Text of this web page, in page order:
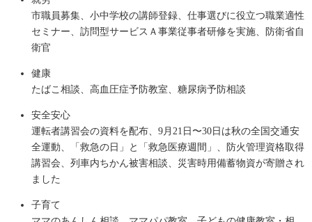
市職員募集、小中学校の講師登録、仕事選びに役立つ職業適性
セミナー、訪問型サービスＡ事業従事者研修を実施、防衛省自
衛官
健康
たばこ相談、高血圧症予防教室、糖尿病予防相談
安全安心
運転者講習会の資料を配布、9月21日〜30日は秋の全国交通安
全運動、「救急の日」と「救急医療週間」、防火管理資格取得
講習会、列車内ちかん被害相談、災害時用備蓄物資が寄贈され
ました
子育て